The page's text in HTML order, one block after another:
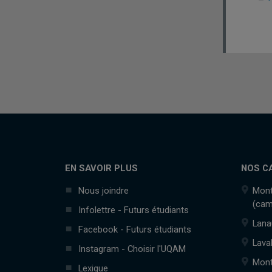
EN SAVOIR PLUS
Nous joindre
Infolettre - Futurs étudiants
Facebook - Futurs étudiants
Instagram - Choisir l'UQAM
Lexique
NOS
Laval